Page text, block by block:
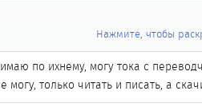
ЕСМ.
в архиве RAR 3.0 и выше).
Нажмите, чтобы
по ихнему, могу тока с
могу, только читать и писать, а